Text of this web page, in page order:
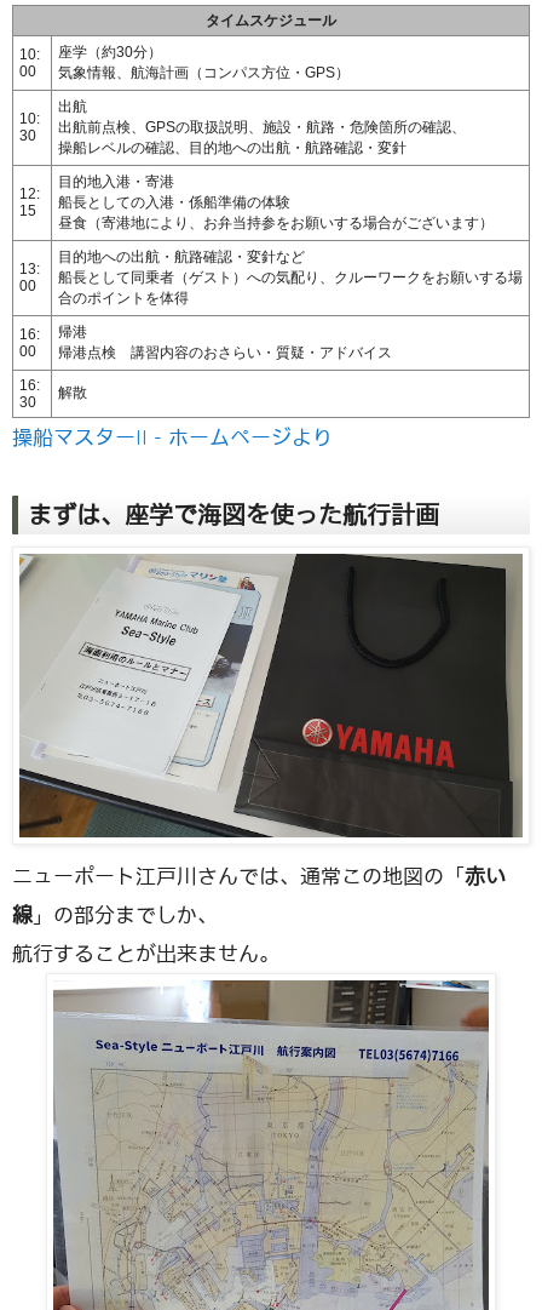
タイムスケジュール
10:
00
座学（約30分）
気象情報、航海計画（コンパス方位・GPS）
10:
30
出航
出航前点検、GPSの取扱説明、施設・航路・危険箇所の確認、
操船レベルの確認、目的地への出航・航路確認・変針
12:
15
目的地入港・寄港
船長としての入港・係船準備の体験
昼食（寄港地により、お弁当持参をお願いする場合がございます）
13:
00
目的地への出航・航路確認・変針など
船長として同乗者（ゲスト）への気配り、クルーワークをお願いする場
合のポイントを体得
16:
00
帰港
帰港点検 講習内容のおさらい・質疑・アドバイス
16:
30
解散
操船マスターII - ホームページより
まずは、座学で海図を使った航行計画
ニューポート江戸川さんでは、通常この地図の「赤い
線」の部分までしか、
航行することが出来ません。